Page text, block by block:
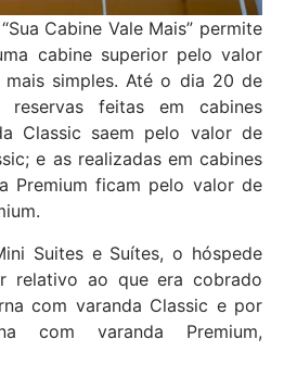
Cabine Vale Mais” permite
cabine superior pelo valor
simples. Até o dia 20 de
feitas em cabines
Classic saem pelo valor de
e as realizadas em cabines
Premium ficam pelo valor de
Suites e Suítes, o hóspede
relativo ao que era cobrado
com varanda Classic e por
com varanda Premium,